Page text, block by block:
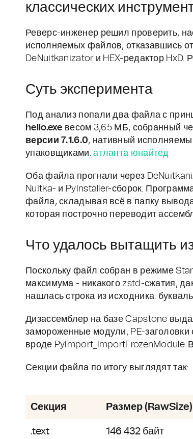
классических
Реверс-инженер решил проверить,
исполняемых файлов, отказавшись
DeNuitkanizator и HEX-редактор HxD.
Суть эксперимента
Под анализ попали два файла с
hello.exe весом 3,65 МБ, собранный
версии 7.1.6.0, нативный
упаковщиками.атланта юнайтед
Оба файла прогнали через
Nuitka- и PyInstaller-сборок.
файла, складывая всё в папку
которая построчно переводит
Что удалось вытащить
Поскольку файл собран в режиме
максимума - никакого zstd-сжатия,
нашлась строка из исходника:
Дизассемблер на базе Capstone
замороженные модули, PE-заголовки
вроде PyImport_ImportFrozenModule.
Секции файла по итогу выглядят так:
Секция Размер (RawSize)
.text 146 432 байт